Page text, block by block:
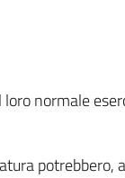
normale
potrebbero,